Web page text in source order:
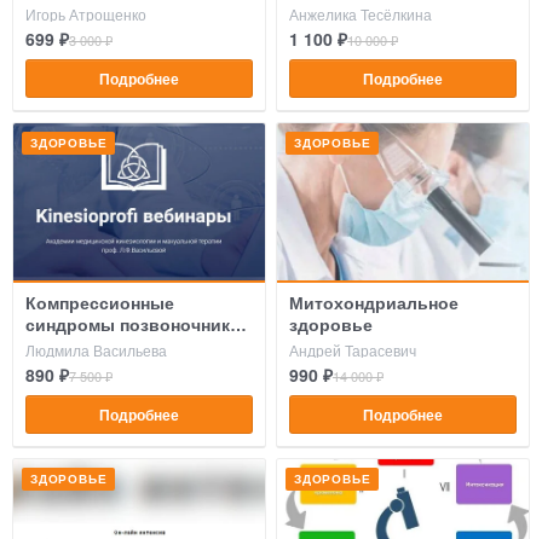
Игорь Атрощенко
699 ₽3 000 ₽
Подробнее
Анжелика Тесёлкина
1 100 ₽10 000 ₽
Подробнее
ЗДОРОВЬЕ
Компрессионные
синдромы позвоночника
и конечностей
Людмила Васильева
890 ₽7 500 ₽
Подробнее
ЗДОРОВЬЕ
Митохондриальное
здоровье
Андрей Тарасевич
990 ₽14 000 ₽
Подробнее
ЗДОРОВЬЕ ЗДОРОВЬЕ